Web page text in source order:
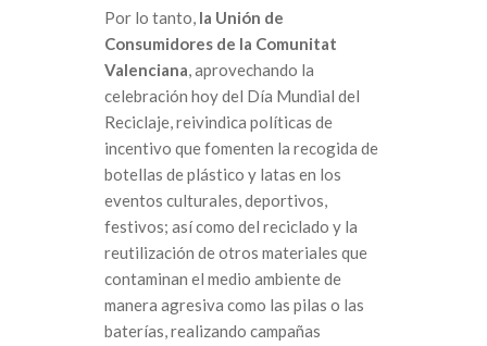
Por lo tanto, la Unión de
Consumidores de la Comunitat
Valenciana, aprovechando la
celebración hoy del Día Mundial del
Reciclaje, reivindica políticas de
incentivo que fomenten la recogida de
botellas de plástico y latas en los
eventos culturales, deportivos,
festivos; así como del reciclado y la
reutilización de otros materiales que
contaminan el medio ambiente de
manera agresiva como las pilas o las
baterías, realizando campañas